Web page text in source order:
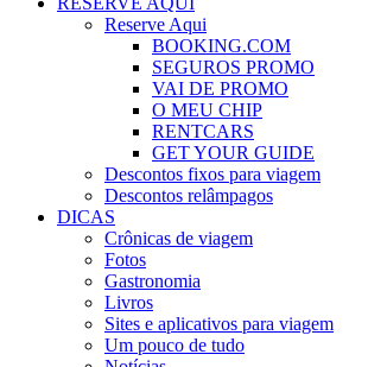
Reserve Aqui
BOOKING.COM
SEGUROS PROMO
VAI DE PROMO
O MEU CHIP
RENTCARS
GET YOUR GUIDE
Descontos fixos para viagem
Descontos relâmpagos
DICAS
Crônicas de viagem
Fotos
Gastronomia
Livros
Sites e aplicativos para viagem
Um pouco de tudo